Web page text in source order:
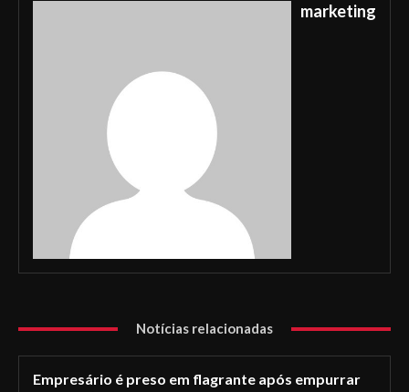
marketing
Notícias relacionadas
Empresário é preso em flagrante após empurrar